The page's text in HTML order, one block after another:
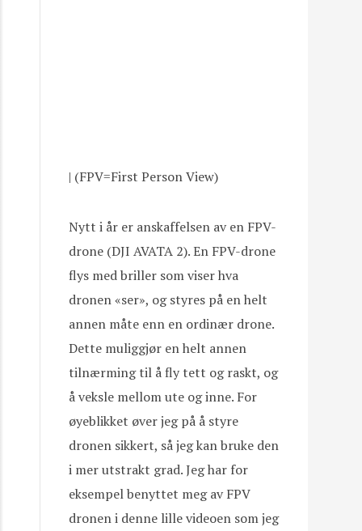
| (FPV=First Person View)
Nytt i år er anskaffelsen av en FPV-
drone (DJI AVATA 2). En FPV-drone
flys med briller som viser hva
dronen «ser», og styres på en helt
annen måte enn en ordinær drone.
Dette muliggjør en helt annen
tilnærming til å fly tett og raskt, og
å veksle mellom ute og inne. For
øyeblikket øver jeg på å styre
dronen sikkert, så jeg kan bruke den
i mer utstrakt grad. Jeg har for
eksempel benyttet meg av FPV
dronen i denne lille videoen som jeg